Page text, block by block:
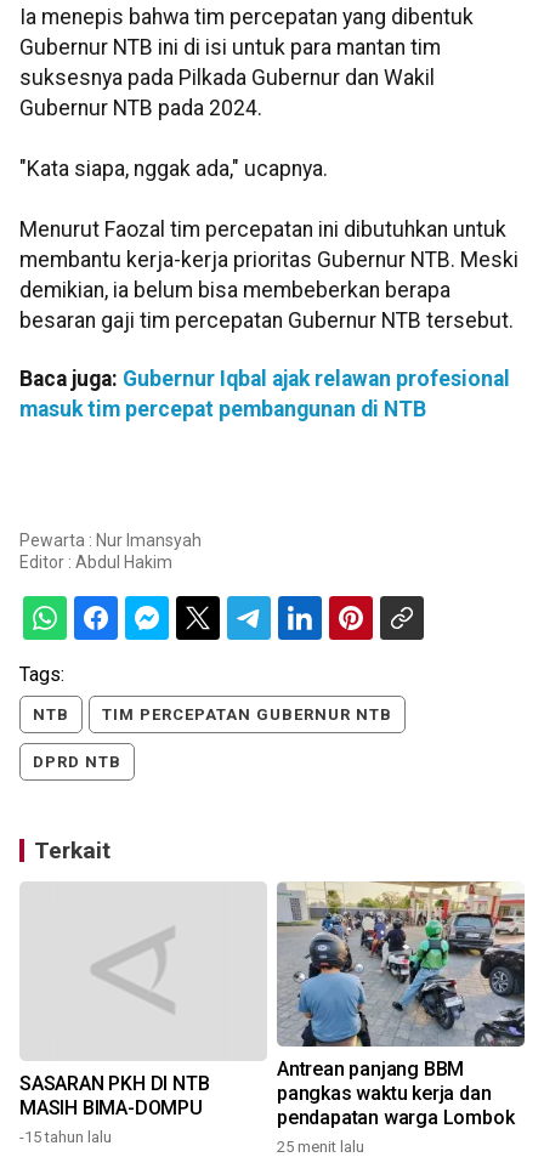
Ia menepis bahwa tim percepatan yang dibentuk
Gubernur NTB ini di isi untuk para mantan tim
suksesnya pada Pilkada Gubernur dan Wakil
Gubernur NTB pada 2024.
"Kata siapa, nggak ada," ucapnya.
Menurut Faozal tim percepatan ini dibutuhkan untuk
membantu kerja-kerja prioritas Gubernur NTB. Meski
demikian, ia belum bisa membeberkan berapa
besaran gaji tim percepatan Gubernur NTB tersebut.
Baca juga: Gubernur Iqbal ajak relawan profesional
masuk tim percepat pembangunan di NTB
Pewarta : Nur Imansyah
Editor : Abdul Hakim
Tags:
NTB TIM PERCEPATAN GUBERNUR NTB
DPRD NTB
Terkait
SASARAN PKH DI NTB
MASIH BIMA-DOMPU
-15 tahun lalu
Antrean panjang BBM
pangkas waktu kerja dan
pendapatan warga Lombok
25 menit lalu